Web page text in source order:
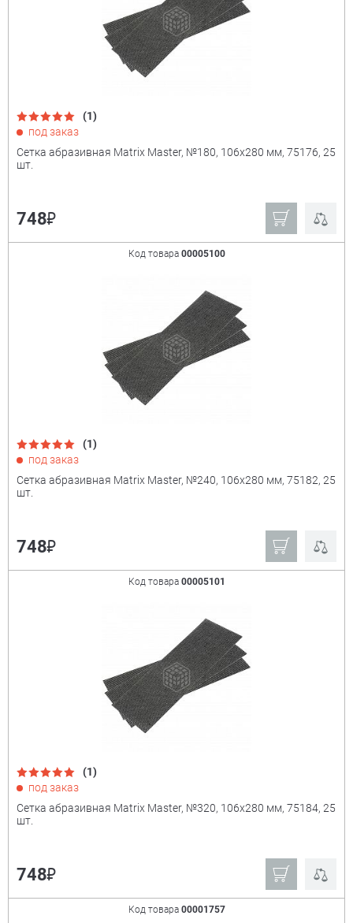
(1)
под заказ
Сетка абразивная Matrix Master, №180, 106x280 мм, 75176, 25
шт.
748₽
Код товара 00005100
(1)
под заказ
Сетка абразивная Matrix Master, №240, 106x280 мм, 75182, 25
шт.
748₽
Код товара 00005101
(1)
под заказ
Сетка абразивная Matrix Master, №320, 106x280 мм, 75184, 25
шт.
748₽
Код товара 00001757